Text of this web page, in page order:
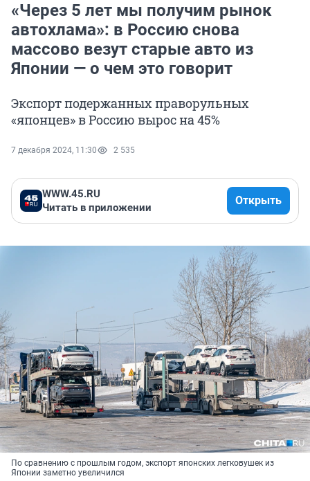
«Через 5 лет мы получим рынок
автохлама»: в Россию снова
массово везут старые авто из
Японии — о чем это говорит
Экспорт подержанных праворульных
«японцев» в Россию вырос на 45%
7 декабря 2024, 11:30 2 535
WWW.45.RU
Читать в приложении
Открыть
По сравнению с прошлым годом, экспорт японских легковушек из
Японии заметно увеличился